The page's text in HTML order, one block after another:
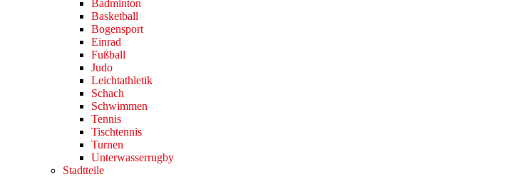
Badminton
Basketball
Bogensport
Einrad
Fußball
Judo
Leichtathletik
Schach
Schwimmen
Tennis
Tischtennis
Turnen
Unterwasserrugby
Stadtteile